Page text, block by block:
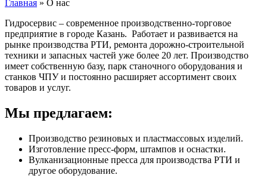
Главная » О нас
Гидросервис – современное производственно-торговое
предприятие в городе Казань. Работает и развивается на
рынке производства РТИ, ремонта дорожно-строительной
техники и запасных частей уже более 20 лет. Производство
имеет собственную базу, парк станочного оборудования и
станков ЧПУ и постоянно расширяет ассортимент своих
товаров и услуг.
Мы предлагаем:
Производство резиновых и пластмассовых изделий.
Изготовление пресс-форм, штампов и оснастки.
Вулканизационные пресса для производства РТИ и
другое оборудование.